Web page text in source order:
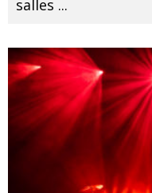
salles ...